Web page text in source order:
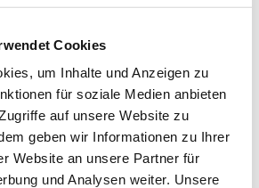
Cookies
um Inhalte und Anzeigen zu
für soziale Medien anbieten
auf unsere Website zu
geben wir Informationen zu Ihrer
Website an unsere Partner für
und Analysen weiter. Unsere
Bei internationalen
der lokalen Rotkreuz- oder
mit dem, was national
nicht verfügbar ist. Dazu
die Bereitstellung von
Unterstützung aber auch
Spezialist:innen.